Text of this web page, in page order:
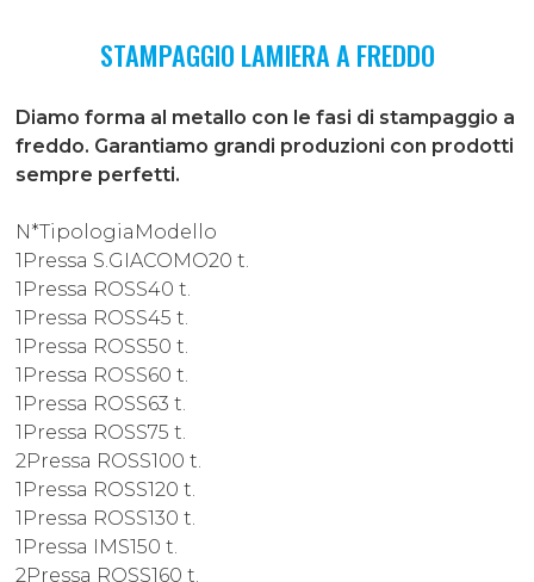
STAMPAGGIO LAMIERA A FREDDO
Diamo forma al metallo con le fasi di stampaggio a
freddo. Garantiamo grandi produzioni con prodotti
sempre perfetti.
N*TipologiaModello
1Pressa S.GIACOMO20 t.
1Pressa ROSS40 t.
1Pressa ROSS45 t.
1Pressa ROSS50 t.
1Pressa ROSS60 t.
1Pressa ROSS63 t.
1Pressa ROSS75 t.
2Pressa ROSS100 t.
1Pressa ROSS120 t.
1Pressa ROSS130 t.
1Pressa IMS150 t.
2Pressa ROSS160 t.